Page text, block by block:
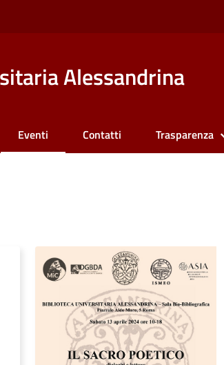
Alessandrina
Eventi Contatti Trasparenza